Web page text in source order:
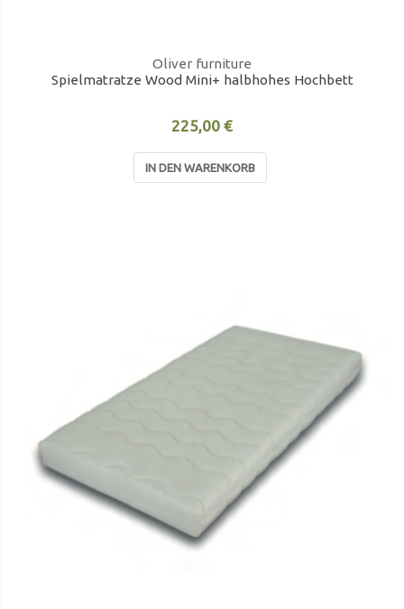
Oliver furniture
Spielmatratze Wood Mini+ halbhohes Hochbett
225,00 €
IN DEN WARENKORB